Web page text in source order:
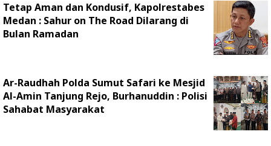
Tetap Aman dan Kondusif, Kapolrestabes
Medan : Sahur on The Road Dilarang di
Bulan Ramadan
Ar-Raudhah Polda Sumut Safari ke Mesjid
Al-Amin Tanjung Rejo, Burhanuddin : Polisi
Sahabat Masyarakat